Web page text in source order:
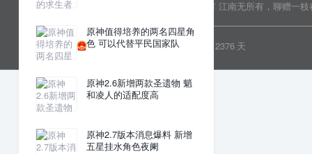
原神值得培养的两名四星角
色 可以代替平民国家队
原神2.6新增两款圣遗物 魈
和凌人的适配度高
原神2.7版本消息爆料 新增
五星挂水角色夜阑
Copyright © 2022 乐分享 版权所有 江南无所有，聊赠一枝
粤ICP备19081718号 安全运行 2376 天